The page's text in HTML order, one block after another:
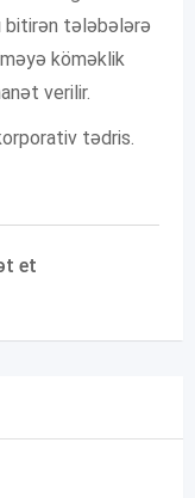
bitirən tələbələrə
köməklik
verilir.
tədris.
et